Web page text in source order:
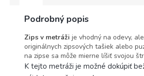
Podrobný popis
Zips v metráži je vhodný na odevy,
originálnych zipsových tašiek alebo
na zipse sa môže mierne líšiť svojou
K tejto metráži je možné dokúpiť